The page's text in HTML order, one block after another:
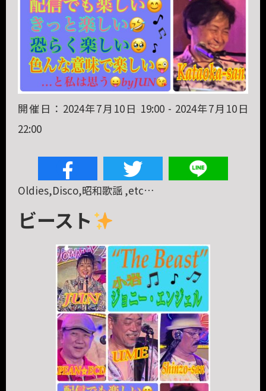
開催日：2024年7月10日 19:00 - 2024年7月10日
22:00
Oldies,Disco,昭和歌謡 ,etc…
ビースト